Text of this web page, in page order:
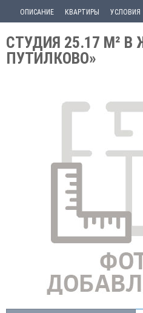
ОПИСАНИЕ КВАРТИРЫ УСЛОВИЯ
СТУДИЯ 25.17 М²
ПУТИЛКОВО»